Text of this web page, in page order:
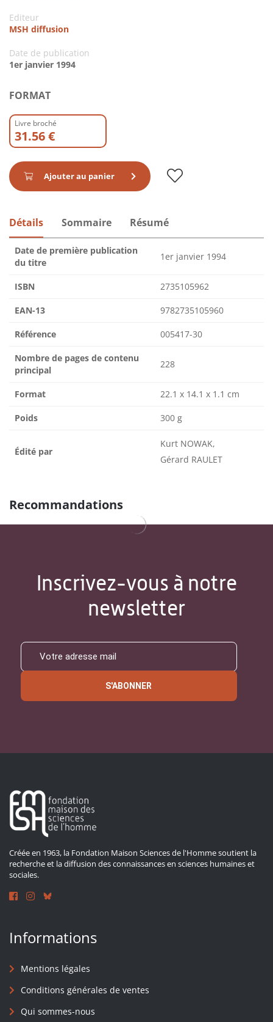
Editeur
MSH diffusion
Date de publication
1er janvier 1994
FORMAT
Livre broché
31.56 €
Ajouter au panier
Détails Sommaire Résumé
Date de première publication
du titre
1er janvier 1994
ISBN 2735105962
EAN-13 9782735105960
Référence 005417-30
Nombre de pages de contenu
principal
228
Format 22.1 x 14.1 x 1.1 cm
Poids 300 g
Édité par
Kurt NOWAK,
Gérard RAULET
Recommandations
Inscrivez-vous à notre
newsletter
S'ABONNER
Créée en 1963, la Fondation Maison Sciences de l'Homme soutient la
recherche et la diffusion des connaissances en sciences humaines et
sociales.
Informations
Mentions légales
Conditions générales de ventes
Qui sommes-nous